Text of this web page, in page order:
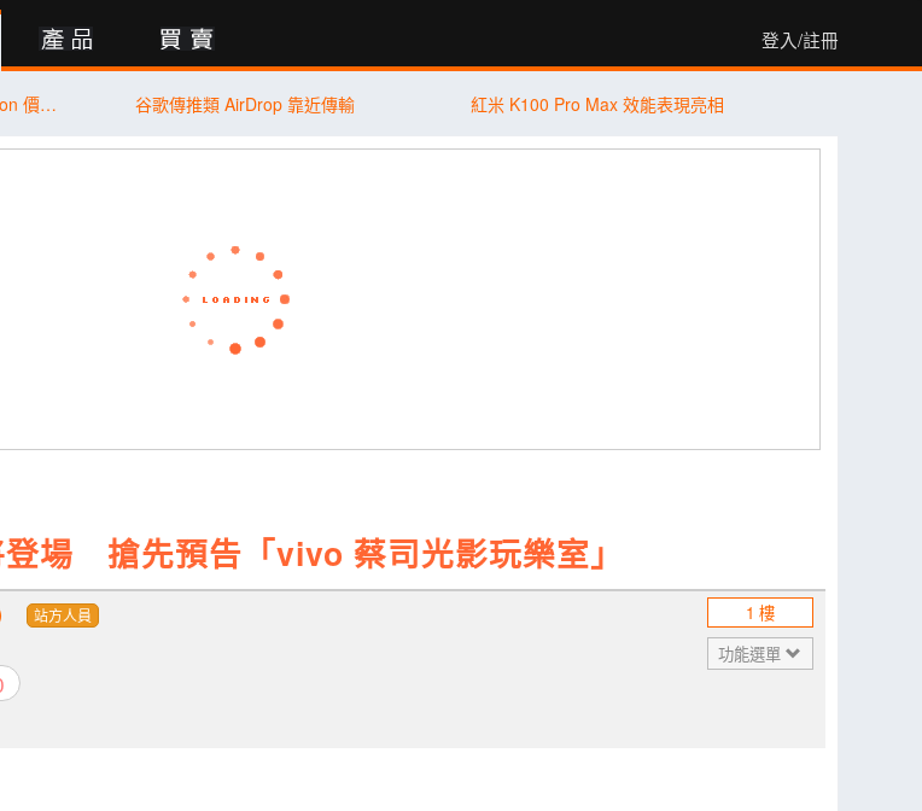
登入/註冊
【米可促銷】Motorola Edge 60 Fusion 價格破盤！米可手機館限時 $8,490 (7/31~8/2) 谷歌傳推類 AirDrop 靠近傳輸 紅米 K100 Pro Max 效能表現亮相
場 搶先預告「vivo 蔡司光影玩樂室」
站方人員
1 樓
功能選單